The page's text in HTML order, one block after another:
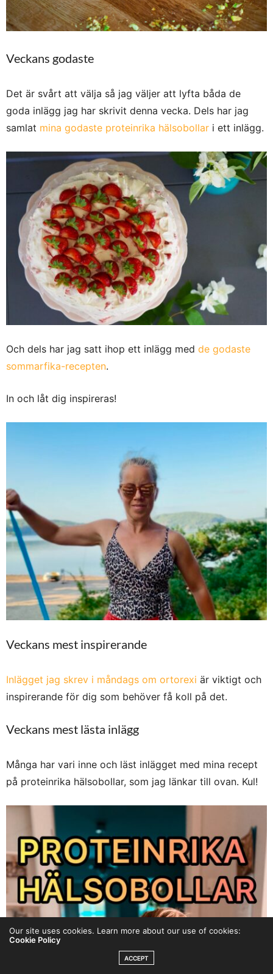
Veckans godaste
Det är svårt att välja så jag väljer att lyfta båda de
goda inlägg jag har skrivit denna vecka. Dels har jag
samlat mina godaste proteinrika hälsobollar i ett inlägg.
Och dels har jag satt ihop ett inlägg med de godaste
sommarfika-recepten.
In och låt dig inspireras!
Veckans mest inspirerande
Inlägget jag skrev i måndags om ortorexi är viktigt och
inspirerande för dig som behöver få koll på det.
Veckans mest lästa inlägg
Många har vari inne och läst inlägget med mina recept
på proteinrika hälsobollar, som jag länkar till ovan. Kul!
Our site uses cookies. Learn more about our use of cookies:
Cookie Policy
ACCEPT